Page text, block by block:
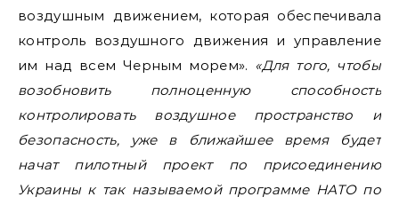
воздушным движением, которая обеспечивала
контроль воздушного движения и управление
им над всем Черным морем». «Для того, чтобы
возобновить полноценную способность
контролировать воздушное пространство и
безопасность, уже в ближайшее время будет
начат пилотный проект по присоединению
Украины к так называемой программе НАТО по